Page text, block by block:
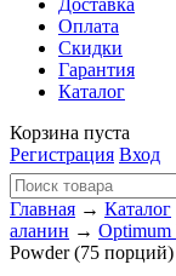
Доставка
Оплата
Скидки
Гарантия
Каталог
Корзина пуста
Регистрация Вход
Главная → Каталог
аланин →
Powder (75 порций)